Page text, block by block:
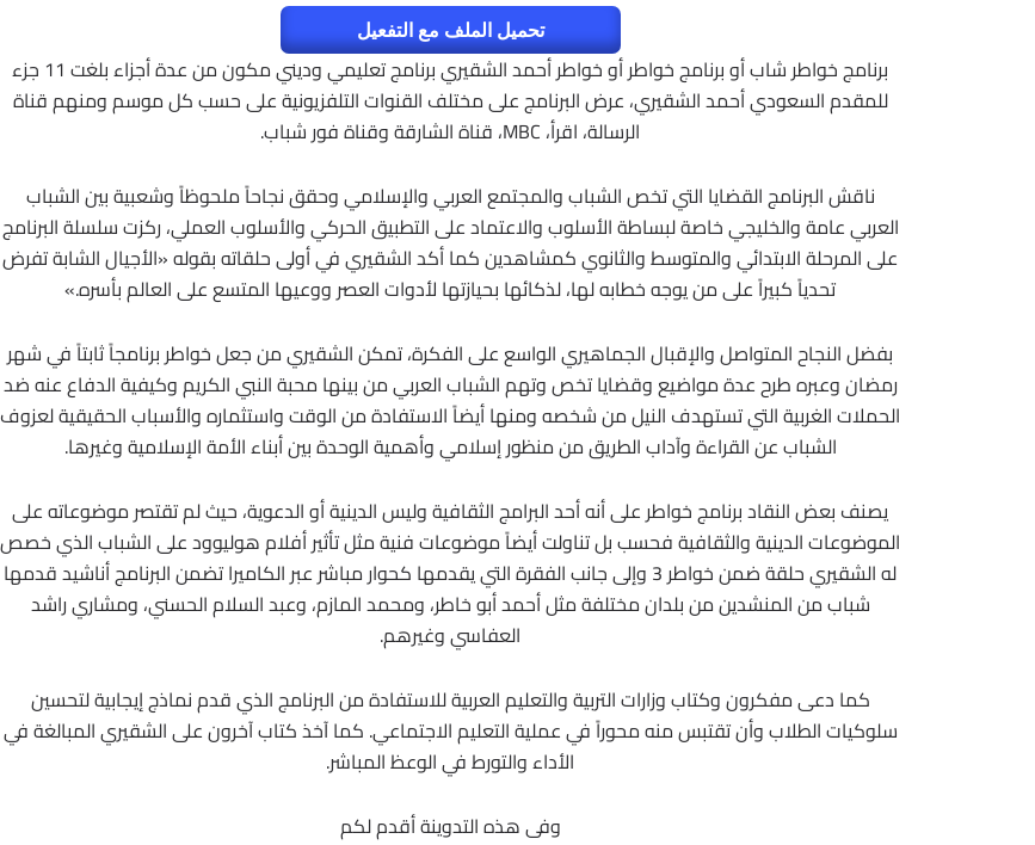
تحميل الملف مع التفعيل
برنامج خواطر شاب أو برنامج خواطر أو خواطر أحمد الشقيري برنامج تعليمي وديني مكون من عدة أجزاء بلغت 11 جزء
للمقدم السعودي أحمد الشقيري، عرض البرنامج على مختلف القنوات التلفزيونية على حسب كل موسم ومنهم قناة
الرسالة، اقرأ، MBC، قناة الشارقة وقناة فور شباب.
ناقش البرنامج القضايا التي تخص الشباب والمجتمع العربي والإسلامي وحقق نجاحاً ملحوظاً وشعبية بين الشباب
العربي عامة والخليجي خاصة لبساطة الأسلوب والاعتماد على التطبيق الحركي والأسلوب العملي، ركزت سلسلة البرنامج
على المرحلة الابتدائي والمتوسط والثانوي كمشاهدين كما أكد الشقيري في أولى حلقاته بقوله «الأجيال الشابة تفرض
تحدياً كبيراً على من يوجه خطابه لها، لذكائها بحيازتها لأدوات العصر ووعيها المتسع على العالم بأسره.»
بفضل النجاح المتواصل والإقبال الجماهيري الواسع على الفكرة، تمكن الشقيري من جعل خواطر برنامجاً ثابتاً في شهر
رمضان وعبره طرح عدة مواضيع وقضايا تخص وتهم الشباب العربي من بينها محبة النبي الكريم وكيفية الدفاع عنه ضد
الحملات الغربية التي تستهدف النيل من شخصه ومنها أيضاً الاستفادة من الوقت واستثماره والأسباب الحقيقية لعزوف
الشباب عن القراءة وآداب الطريق من منظور إسلامي وأهمية الوحدة بين أبناء الأمة الإسلامية وغيرها.
يصنف بعض النقاد برنامج خواطر على أنه أحد البرامج الثقافية وليس الدينية أو الدعوية، حيث لم تقتصر موضوعاته على
الموضوعات الدينية والثقافية فحسب بل تناولت أيضاً موضوعات فنية مثل تأثير أفلام هوليوود على الشباب الذي خصص
له الشقيري حلقة ضمن خواطر 3 وإلى جانب الفقرة التي يقدمها كحوار مباشر عبر الكاميرا تضمن البرنامج أناشيد قدمها
شباب من المنشدين من بلدان مختلفة مثل أحمد أبو خاطر، ومحمد المازم، وعبد السلام الحسني، ومشاري راشد
العفاسي وغيرهم.
كما دعى مفكرون وكتاب وزارات التربية والتعليم العربية للاستفادة من البرنامج الذي قدم نماذج إيجابية لتحسين
سلوكيات الطلاب وأن تقتبس منه محوراً في عملية التعليم الاجتماعي. كما آخذ كتاب آخرون على الشقيري المبالغة في
الأداء والتورط في الوعظ المباشر.
وفى هذه التدوينة أقدم لكم